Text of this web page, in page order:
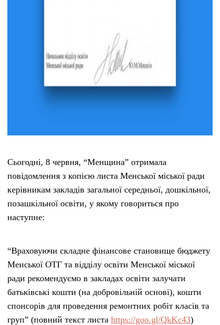
Сьогодні, 8 червня, “Менщина” отримала
повідомлення з копією листа Менської міської ради
керівникам закладів загальної середньої, дошкільної,
позашкільної освіти, у якому говориться про
наступне:
“Враховуючи складне фінансове становище бюджету
Менської ОТГ та відділу освіти Менської міської
ради рекомендуємо в закладах освіти залучати
батьківські кошти (на добровільній основі), кошти
спонсорів для проведення ремонтних робіт класів та
груп” (повний текст листа https://goo.gl/QkKc43)